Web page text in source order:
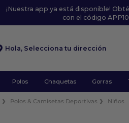
¡Nuestra app ya está disponible!
con el código
Hola, Selecciona tu dirección
Polos Chaquetas Gorras
Polos & Camisetas Deportivas Niños